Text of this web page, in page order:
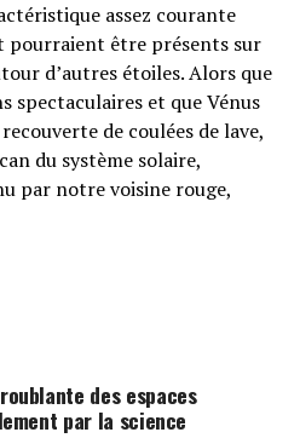
assez courante
pourraient être présents sur
d’autres étoiles. Alors que
spectaculaires et que Vénus
de coulées de lave,
du système solaire,
par notre voisine rouge,
des espaces
par la science